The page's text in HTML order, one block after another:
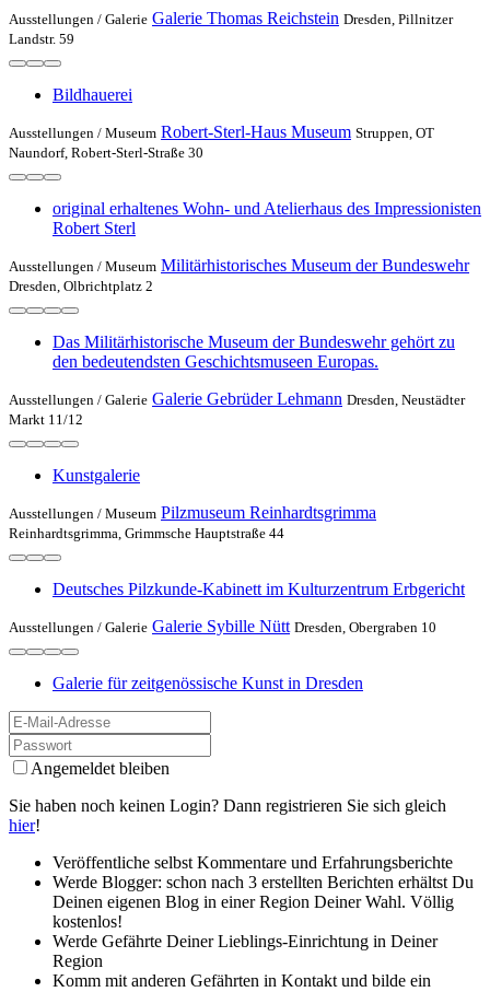
Ausstellungen / Galerie Galerie Thomas Reichstein Dresden, Pillnitzer
Landstr. 59
Bildhauerei
Ausstellungen / Museum Robert-Sterl-Haus Museum Struppen, OT
Naundorf, Robert-Sterl-Straße 30
original erhaltenes Wohn- und Atelierhaus des Impressionisten
Robert Sterl
Ausstellungen / Museum Militärhistorisches Museum der Bundeswehr
Dresden, Olbrichtplatz 2
Das Militärhistorische Museum der Bundeswehr gehört zu
den bedeutendsten Geschichtsmuseen Europas.
Ausstellungen / Galerie Galerie Gebrüder Lehmann Dresden, Neustädter
Markt 11/12
Kunstgalerie
Ausstellungen / Museum Pilzmuseum Reinhardtsgrimma
Reinhardtsgrimma, Grimmsche Hauptstraße 44
Deutsches Pilzkunde-Kabinett im Kulturzentrum Erbgericht
Ausstellungen / Galerie Galerie Sybille Nütt Dresden, Obergraben 10
Galerie für zeitgenössische Kunst in Dresden
Angemeldet bleiben
Sie haben noch keinen Login? Dann registrieren Sie sich gleich
hier!
Veröffentliche selbst Kommentare und Erfahrungsberichte
Werde Blogger: schon nach 3 erstellten Berichten erhältst Du
Deinen eigenen Blog in einer Region Deiner Wahl. Völlig
kostenlos!
Werde Gefährte Deiner Lieblings-Einrichtung in Deiner
Region
Komm mit anderen Gefährten in Kontakt und bilde ein